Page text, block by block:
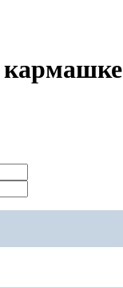
кармашке